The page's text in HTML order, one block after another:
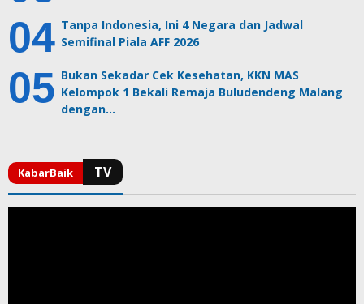
Tanpa Indonesia, Ini 4 Negara dan Jadwal
Semifinal Piala AFF 2026
Bukan Sekadar Cek Kesehatan, KKN MAS
Kelompok 1 Bekali Remaja Buludendeng Malang
dengan…